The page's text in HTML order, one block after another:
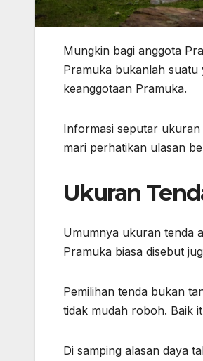
Mungkin bagi anggota
Pramuka bukanlah suatu
keanggotaan Pramuka.
Informasi seputar ukuran
mari perhatikan ulasan
Ukuran
Umumnya ukuran tenda
Pramuka biasa disebut
Pemilihan tenda bukan
tidak mudah roboh. Baik
Di samping alasan daya